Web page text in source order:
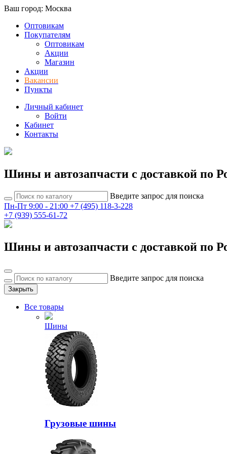
Ваш город: Москва
Оптовикам
Покупателям
Оптовикам
Акции
Магазин
Акции
Вакансии
Пункты
Личный кабинет
Войти
Кабинет
Контакты
Шины и автозапчасти с доставкой по
Введите запрос для поиска
Пн-Пт 9:00 - 21:00 +7 (495) 118-3-228
+7 (939) 555-61-72
Шины и автозапчасти с доставкой по
Введите запрос для поиска
Закрыть
Все товары
Шины
Грузовые шины